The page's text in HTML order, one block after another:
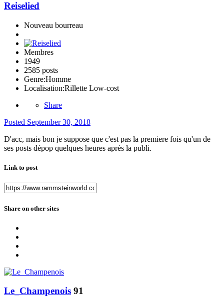
Reiselied
Nouveau bourreau
Membres
1949
2585 posts
Genre:Homme
Localisation:Rillette Low-cost
Share
Posted September 30, 2018
D'acc, mais bon je suppose que c'est pas la premiere fois qu'un de
ses posts dépop quelques heures après la publi.
Link to post
Share on other sites
Le_Champenois 91